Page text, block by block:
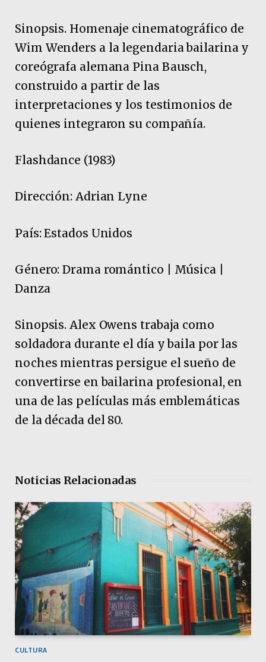
Sinopsis. Homenaje cinematográfico de
Wim Wenders a la legendaria bailarina y
coreógrafa alemana Pina Bausch,
construido a partir de las
interpretaciones y los testimonios de
quienes integraron su compañía.
Flashdance (1983)
Dirección: Adrian Lyne
País: Estados Unidos
Género: Drama romántico | Música |
Danza
Sinopsis. Alex Owens trabaja como
soldadora durante el día y baila por las
noches mientras persigue el sueño de
convertirse en bailarina profesional, en
una de las películas más emblemáticas
de la década del 80.
Noticias Relacionadas
CULTURA